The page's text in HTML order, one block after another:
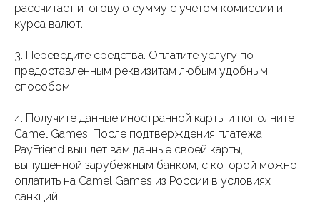
рассчитает итоговую сумму с учетом комиссии и
курса валют.
3. Переведите средства. Оплатите услугу по
предоставленным реквизитам любым удобным
способом.
4. Получите данные иностранной карты и пополните
Camel Games. После подтверждения платежа
PayFriend вышлет вам данные своей карты,
выпущенной зарубежным банком, с которой можно
оплатить на Camel Games из России в условиях
санкций.